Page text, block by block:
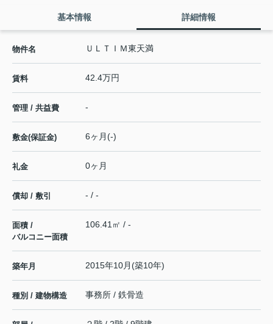
基本情報 詳細情報
物件名 ＵＬＴＩＭ東天満
賃料 42.4万円
管理 / 共益費 -
敷金(保証金) 6ヶ月(-)
礼金 0ヶ月
償却 / 敷引 - / -
面積 /
バルコニー面積
106.41㎡ / -
築年月 2015年10月(築10年)
種別 / 建物構造 事務所 / 鉄骨造